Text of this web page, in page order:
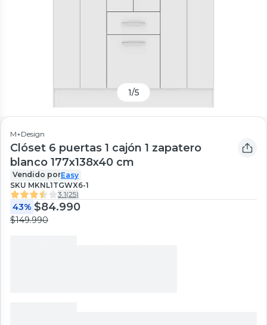
1/5
M+Design
Clóset 6 puertas 1 cajón 1 zapatero
blanco 177x138x40 cm
Vendido porEasy
SKU MKNL1TGWX6-1
3.1(25)
43% $84.990
$149.990